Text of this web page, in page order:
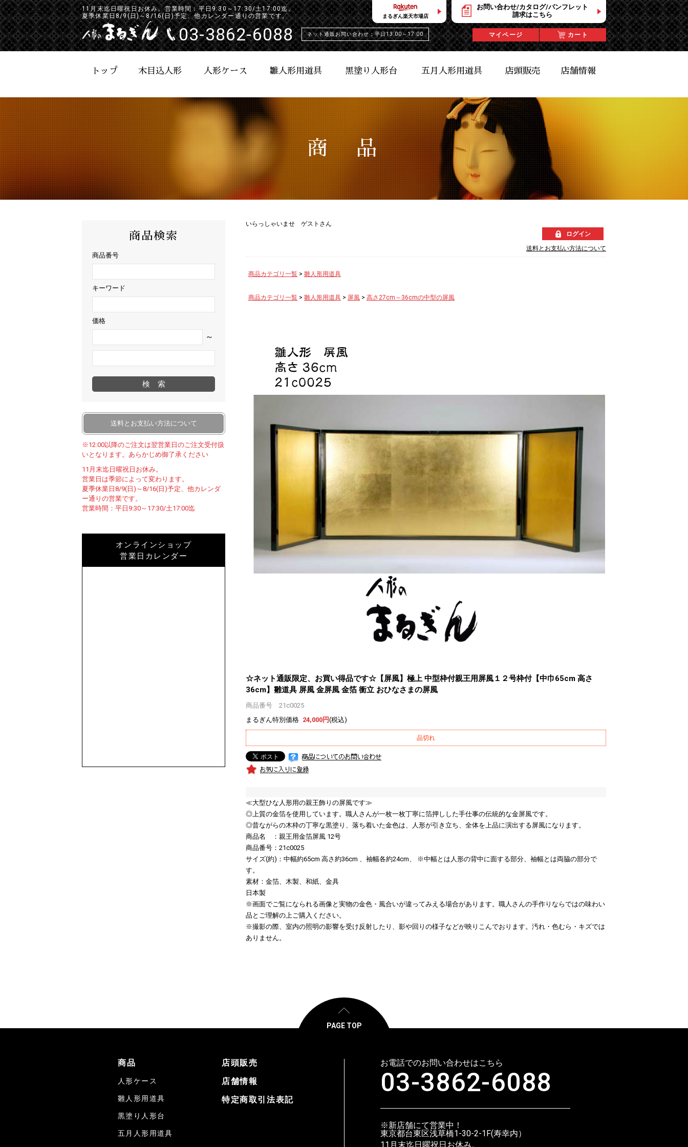
11月末迄日曜祝日お休み。営業時間：平日9:30～17:30/土17:00迄。
夏季休業日8/9(日)～8/16(日)予定、他カレンダー通りの営業です。
03-3862-6088 ネット通販お問い合わせ：平日13:00～17:00
トップ 木目込人形 人形ケース 雛人形用道具 黒塗り人形台 五月人形用道具 店頭販売 店舗情報
まるぎん楽天市場店
お問い合わせ/カタログ/パンフレット
請求はこちら
マイページ カート
商 品
商品検索
商品番号
キーワード
価格
～
検索
送料とお支払い方法について
※12:00以降のご注文は翌営業日のご注文受付扱
いとなります。あらかじめ御了承ください
11月末迄日曜祝日お休み。
営業日は季節によって変わります。
夏季休業日8/9(日)～8/16(日)予定、他カレンダ
ー通りの営業です。
営業時間：平日9:30～17:30/土17:00迄
オンラインショップ
営業日カレンダー
いらっしゃいませ ゲストさん
ログイン
送料とお支払い方法について
商品カテゴリ一覧 > 雛人形用道具
商品カテゴリ一覧 > 雛人形用道具 > 屏風 > 高さ27cm～36cmの中型の屏風
☆ネット通販限定、お買い得品です☆ 【屏風】極上 中型枠付親王用屏風１２号枠付【中巾65cm 高さ
36cm】雛道具 屏風 金屏風 金箔 衝立 おひなさまの屏風
商品番号 21c0025
まるぎん特別価格 24,000円(税込)
品切れ
≪大型ひな人形用の親王飾りの屏風です≫
◎上質の金箔を使用しています。職人さんが一枚一枚丁寧に箔押しした手仕事の伝統的な金屏風です。
◎昔ながらの木枠の丁寧な黒塗り、落ち着いた金色は、人形が引き立ち、全体を上品に演出する屏風になります。
商品名 ：親王用金箔屏風 12号
商品番号：21c0025
サイズ(約)：中幅約65cm 高さ約36cm 、袖幅各約24cm、 ※中幅とは人形の背中に面する部分、袖幅とは両脇の部分で
す。
素材：金箔、木製、和紙、金具
日本製
※画面でご覧になられる画像と実物の金色・風合いが違ってみえる場合があります。職人さんの手作りならではの味わい
品とご理解の上ご購入ください。
※撮影の際、室内の照明の影響を受け反射したり、影や回りの様子などが映りこんでおります。汚れ・色むら・キズでは
ありません。
PAGE TOP
商品
人形ケース
雛人形用道具
黒塗り人形台
五月人形用道具
店頭販売
店舗情報
特定商取引法表記
お電話でのお問い合わせはこちら
03-3862-6088
※新店舗にて営業中！
東京都台東区浅草橋1-30-2-1F(寿幸内）
11月末迄日曜祝日お休み。